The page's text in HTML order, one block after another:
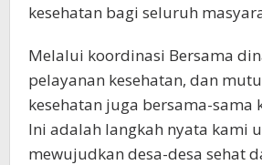
kesehatan bagi seluruh
Melalui koordinasi Bersama
pelayanan kesehatan, dan
kesehatan juga bersama-sama
Ini adalah langkah nyata kami
mewujudkan desa-desa sehat